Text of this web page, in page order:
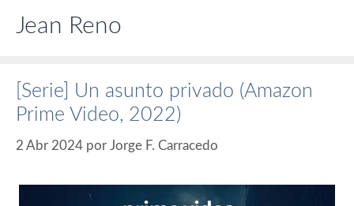
Jean Reno
[Serie] Un asunto privado (Amazon
Prime Video, 2022)
2 Abr 2024 por Jorge F. Carracedo